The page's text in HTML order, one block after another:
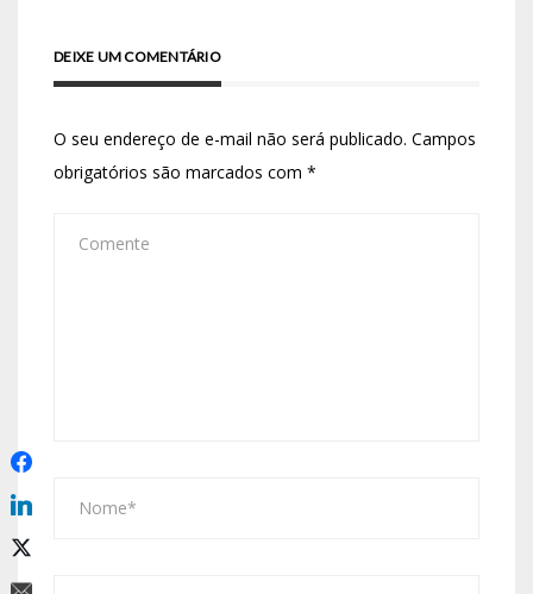
DEIXE UM COMENTÁRIO
O seu endereço de e-mail não será publicado. Campos
obrigatórios são marcados com *